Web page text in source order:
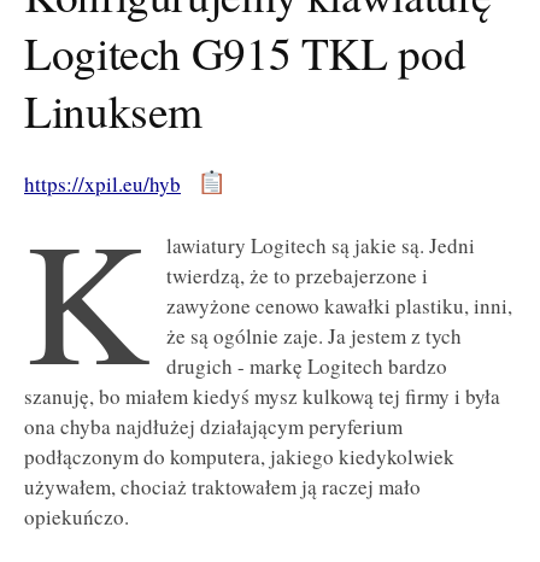
Logitech G915 TKL pod
Linuksem
https://xpil.eu/hyb
K
lawiatury Logitech są jakie są. Jedni
twierdzą, że to przebajerzone i
zawyżone cenowo kawałki plastiku, inni,
że są ogólnie zaje. Ja jestem z tych
drugich - markę Logitech bardzo
szanuję, bo miałem kiedyś mysz kulkową tej firmy i była
ona chyba najdłużej działającym peryferium
podłączonym do komputera, jakiego kiedykolwiek
używałem, chociaż traktowałem ją raczej mało
opiekuńczo.